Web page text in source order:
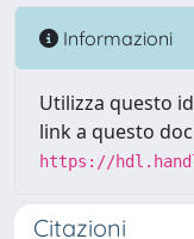
Informazioni
Utilizza questo
link a questo
https://
Citazioni